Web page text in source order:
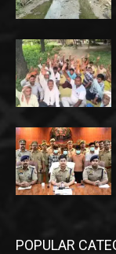
POPULAR